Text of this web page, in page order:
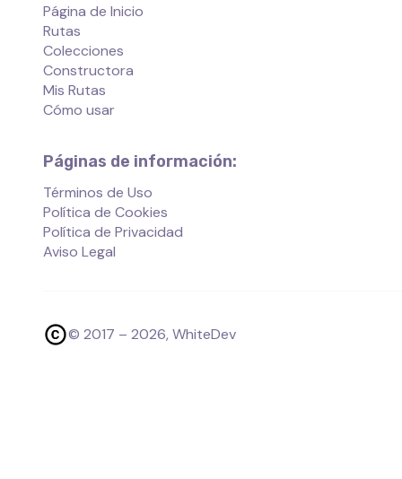
Página de Inicio
Rutas
Colecciones
Constructora
Mis Rutas
Cómo usar
Páginas de información:
Términos de Uso
Política de Cookies
Política de Privacidad
Aviso Legal
© 2017 – 2026, WhiteDev